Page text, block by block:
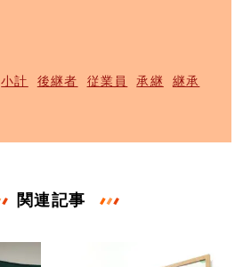
小計 後継者 従業員 承継
継承
関連記事